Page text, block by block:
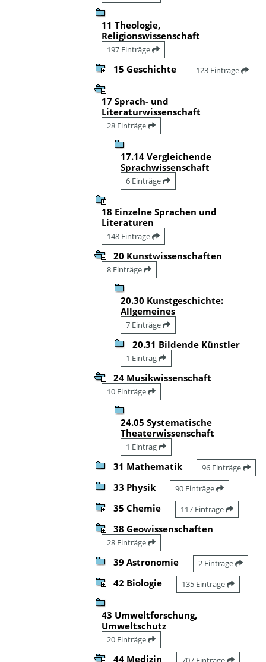
11 Theologie,
Religionswissenschaft
197 Einträge
15 Geschichte 123 Einträge
17 Sprach- und
Literaturwissenschaft
28 Einträge
17.14 Vergleichende
Sprachwissenschaft
6 Einträge
18 Einzelne Sprachen und
Literaturen
148 Einträge
20 Kunstwissenschaften
8 Einträge
20.30 Kunstgeschichte:
Allgemeines
7 Einträge
20.31 Bildende Künstler
1 Eintrag
24 Musikwissenschaft
10 Einträge
24.05 Systematische
Theaterwissenschaft
1 Eintrag
31 Mathematik 96 Einträge
33 Physik 90 Einträge
35 Chemie 117 Einträge
38 Geowissenschaften
28 Einträge
39 Astronomie 2 Einträge
42 Biologie 135 Einträge
43 Umweltforschung,
Umweltschutz
20 Einträge
44 Medizin